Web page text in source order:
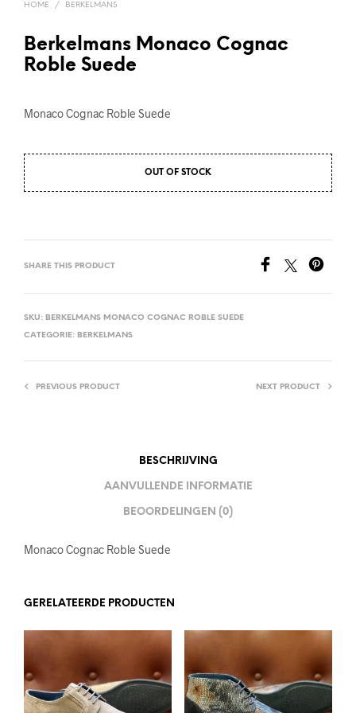
HOME / BERKELMANS
Berkelmans Monaco Cognac
Roble Suede
Monaco Cognac Roble Suede
OUT OF STOCK
SHARE THIS PRODUCT
SKU: BERKELMANS MONACO COGNAC ROBLE SUEDE
CATEGORIE: BERKELMANS
PREVIOUS PRODUCT NEXT PRODUCT
BESCHRIJVING
AANVULLENDE INFORMATIE
BEOORDELINGEN (0)
Monaco Cognac Roble Suede
GERELATEERDE PRODUCTEN